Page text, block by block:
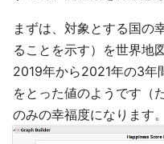
まずは、対象とする国の
ることを示す）を世界地
2019年から2021年の3年
をとった値のようです（
のみの幸福度になります。